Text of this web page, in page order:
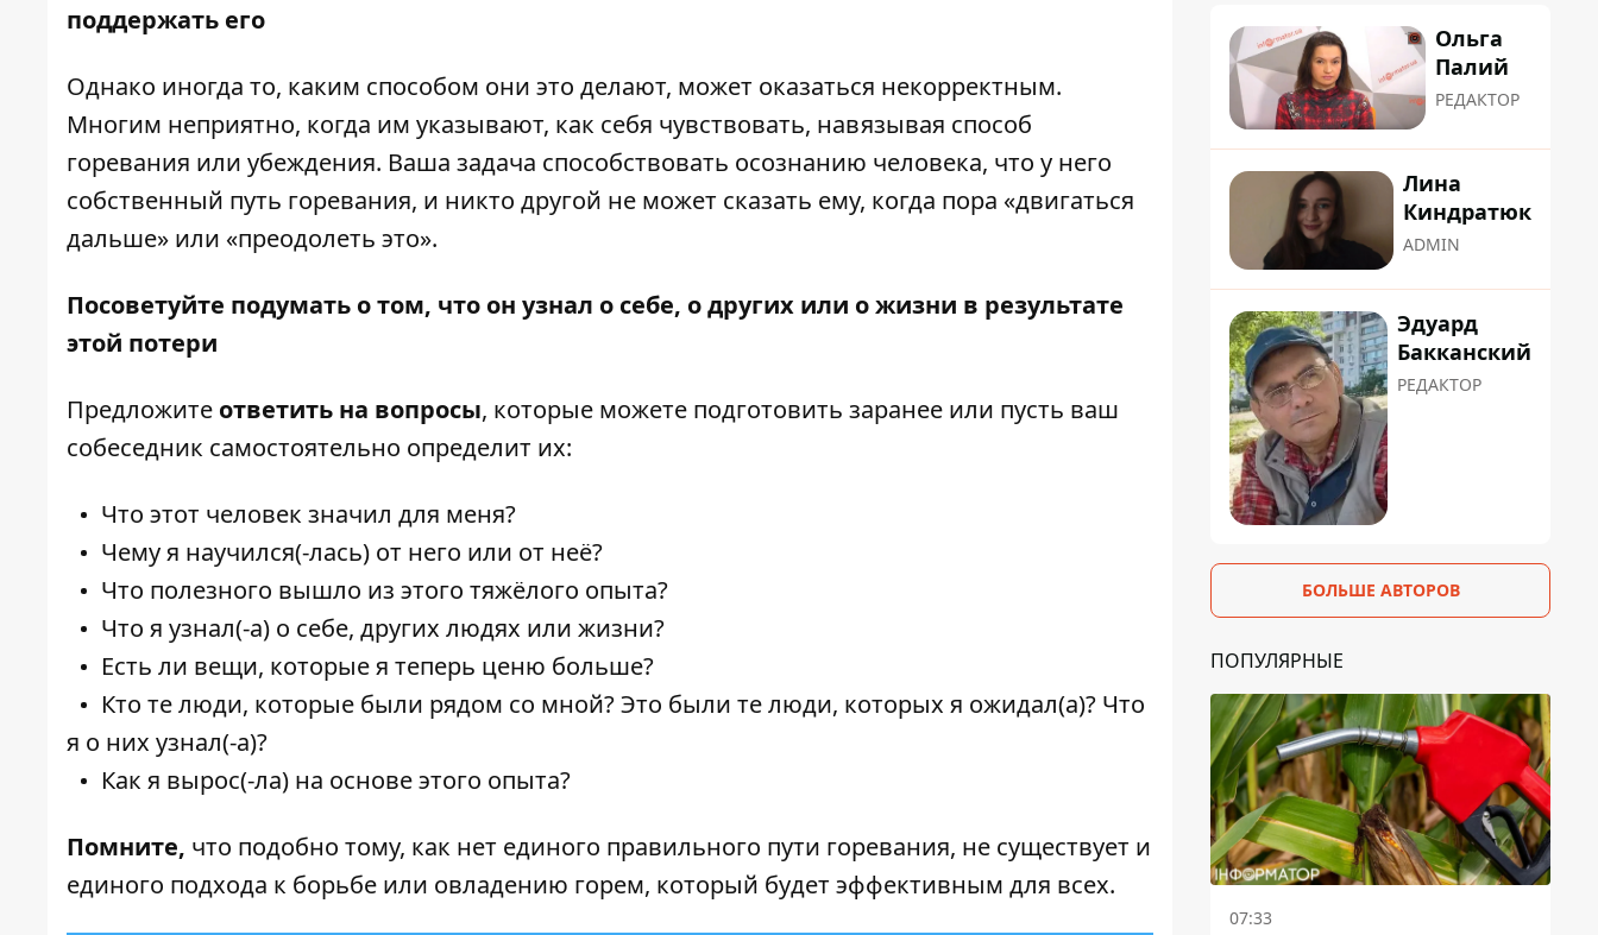
поддержать его
Однако иногда то, каким способом они это делают, может оказаться некорректным.
Многим неприятно, когда им указывают, как себя чувствовать, навязывая способ
горевания или убеждения. Ваша задача способствовать осознанию человека, что у него
собственный путь горевания, и никто другой не может сказать ему, когда пора «двигаться
дальше» или «преодолеть это».
Посоветуйте подумать о том, что он узнал о себе, о других или о жизни в результате
этой потери
Предложите ответить на вопросы, которые можете подготовить заранее или пусть ваш
собеседник самостоятельно определит их:
Что этот человек значил для меня?
Чему я научился(-лась) от него или от неё?
Что полезного вышло из этого тяжёлого опыта?
Что я узнал(-а) о себе, других людях или жизни?
Есть ли вещи, которые я теперь ценю больше?
Кто те люди, которые были рядом со мной? Это были те люди, которых я ожидал(а)? Что
я о них узнал(-а)?
Как я вырос(-ла) на основе этого опыта?
Помните, что подобно тому, как нет единого правильного пути горевания, не существует и
единого подхода к борьбе или овладению горем, который будет эффективным для всех.
Ольга
Палий
РЕДАКТОР
Лина
Киндратюк
ADMIN
Эдуард
Бакканский
РЕДАКТОР
БОЛЬШЕ АВТОРОВ
ПОПУЛЯРНЫЕ
07:33